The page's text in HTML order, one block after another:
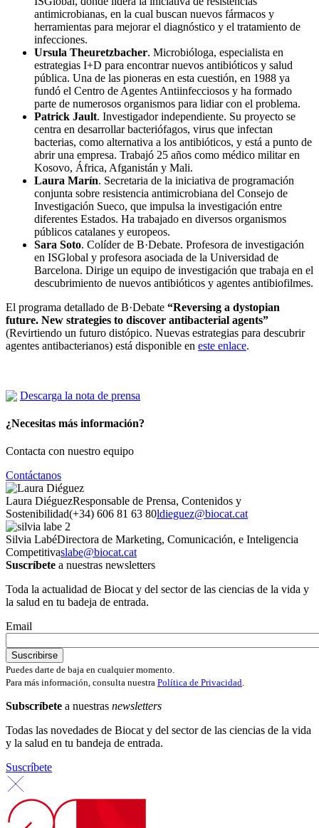
antimicrobianas, en la cual buscan nuevos fármacos y
herramientas para mejorar el diagnóstico y el tratamiento de
infecciones.
Ursula Theuretzbacher. Microbióloga, especialista en
estrategias I+D para encontrar nuevos antibióticos y salud
pública. Una de las pioneras en esta cuestión, en 1988 ya
fundó el Centro de Agentes Antiinfecciosos y ha formado
parte de numerosos organismos para lidiar con el problema.
Patrick Jault. Investigador independiente. Su proyecto se
centra en desarrollar bacteriófagos, virus que infectan
bacterias, como alternativa a los antibióticos, y está a punto de
abrir una empresa. Trabajó 25 años como médico militar en
Kosovo, África, Afganistán y Mali.
Laura Marín. Secretaria de la iniciativa de programación
conjunta sobre resistencia antimicrobiana del Consejo de
Investigación Sueco, que impulsa la investigación entre
diferentes Estados. Ha trabajado en diversos organismos
públicos catalanes y europeos.
Sara Soto. Colíder de B·Debate. Profesora de investigación
en ISGlobal y profesora asociada de la Universidad de
Barcelona. Dirige ​​un equipo de investigación que trabaja en el
descubrimiento de nuevos antibióticos y agentes antibiofilmes.
El programa detallado de B·Debate “Reversing a dystopian
future. New strategies to discover antibacterial agents”
(Revirtiendo un futuro distópico. Nuevas estrategias para descubrir
agentes antibacterianos) está disponible en este enlace.
Descarga la nota de prensa
¿Necesitas más información?
Contacta con nuestro equipo
Contáctanos
Laura DiéguezResponsable de Prensa, Contenidos y
Sostenibilidad(+34) 606 81 63 80ldieguez@biocat.cat
Silvia LabéDirectora de Marketing, Comunicación, e Inteligencia
Competitivaslabe@biocat.cat
Suscríbete a nuestras newsletters
Toda la actualidad de Biocat y del sector de las ciencias de la vida y
la salud en tu badeja de entrada.
Email
Puedes darte de baja en cualquier momento.
Para más información, consulta nuestra Política de Privacidad.
Subscríbete a nuestras newsletters
Todas las novedades de Biocat y del sector de las ciencias de la vida
y la salud en tu bandeja de entrada.
Suscríbete